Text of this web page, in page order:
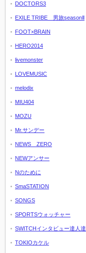
DOCTORS3
EXILE TRIBE 男旅seasonⅡ
FOOT×BRAIN
HERO2014
livemonster
LOVEMUSIC
melodix
MIU404
MOZU
Mr.サンデー
NEWS ZERO
NEWアンサー
Nのために
SmaSTATION
SONGS
SPORTSウォッチャー
SWITCHインタビュー達人達
TOKIOカケル